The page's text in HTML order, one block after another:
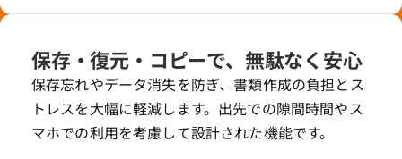
保存・復元・コピーで、無駄なく安心
保存忘れやデータ消失を防ぎ、書類作成の負担とス
トレスを大幅に軽減します。出先での隙間時間やス
マホでの利用を考慮して設計された機能です。